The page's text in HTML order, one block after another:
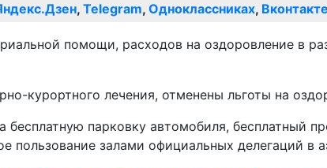
, Telegram, Одноклассниках, Вконтакте
помощи, расходов на оздоровление в
курортного лечения, отменены льготы на
парковку автомобиля, бесплатный
пользование залами официальных делегаций в